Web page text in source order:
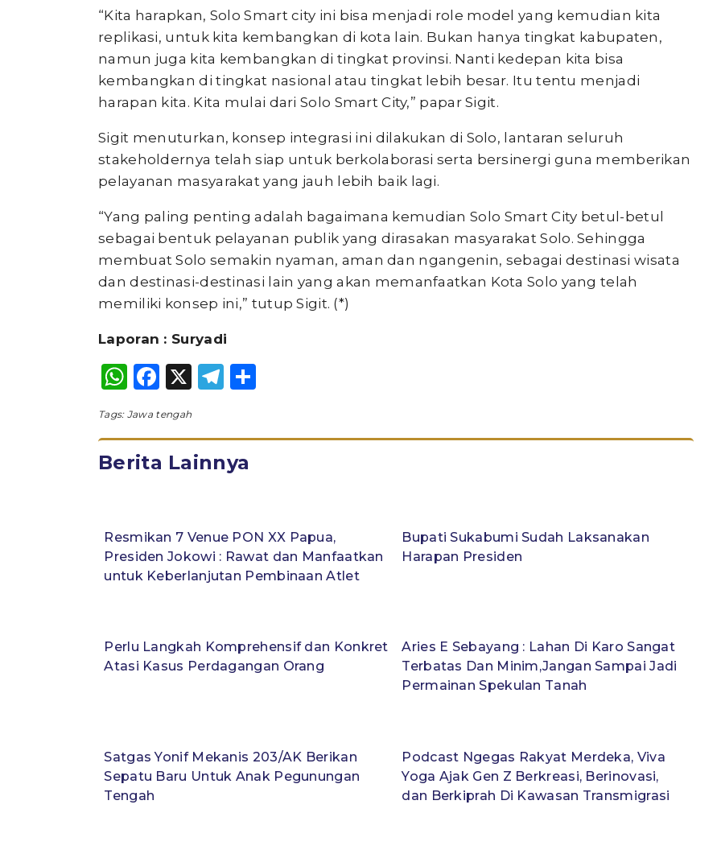
“Kita harapkan, Solo Smart city ini bisa menjadi role model yang kemudian kita
replikasi, untuk kita kembangkan di kota lain. Bukan hanya tingkat kabupaten,
namun juga kita kembangkan di tingkat provinsi. Nanti kedepan kita bisa
kembangkan di tingkat nasional atau tingkat lebih besar. Itu tentu menjadi
harapan kita. Kita mulai dari Solo Smart City,” papar Sigit.
Sigit menuturkan, konsep integrasi ini dilakukan di Solo, lantaran seluruh
stakeholdernya telah siap untuk berkolaborasi serta bersinergi guna memberikan
pelayanan masyarakat yang jauh lebih baik lagi.
“Yang paling penting adalah bagaimana kemudian Solo Smart City betul-betul
sebagai bentuk pelayanan publik yang dirasakan masyarakat Solo. Sehingga
membuat Solo semakin nyaman, aman dan ngangenin, sebagai destinasi wisata
dan destinasi-destinasi lain yang akan memanfaatkan Kota Solo yang telah
memiliki konsep ini,” tutup Sigit. (*)
Laporan : Suryadi
WhatsApp
Facebook
X Telegram
Tags: Jawa tengah
Berita Lainnya
Resmikan 7 Venue PON XX Papua,
Presiden Jokowi : Rawat dan Manfaatkan
untuk Keberlanjutan Pembinaan Atlet
Bupati Sukabumi Sudah Laksanakan
Harapan Presiden
Perlu Langkah Komprehensif dan Konkret
Atasi Kasus Perdagangan Orang
Aries E Sebayang : Lahan Di Karo Sangat
Terbatas Dan Minim,Jangan Sampai Jadi
Permainan Spekulan Tanah
Satgas Yonif Mekanis 203/AK Berikan
Sepatu Baru Untuk Anak Pegunungan
Tengah
Podcast Ngegas Rakyat Merdeka, Viva
Yoga Ajak Gen Z Berkreasi, Berinovasi,
dan Berkiprah Di Kawasan Transmigrasi